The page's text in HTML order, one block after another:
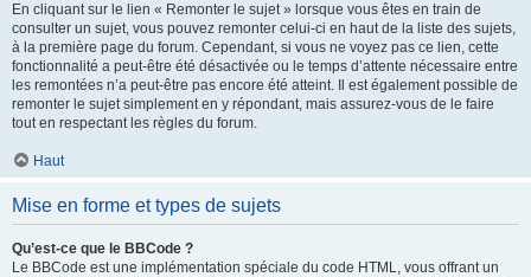
En cliquant sur le lien « Remonter le sujet » lorsque vous êtes en train de
consulter un sujet, vous pouvez remonter celui-ci en haut de la liste des sujets,
à la première page du forum. Cependant, si vous ne voyez pas ce lien, cette
fonctionnalité a peut-être été désactivée ou le temps d’attente nécessaire entre
les remontées n’a peut-être pas encore été atteint. Il est également possible de
remonter le sujet simplement en y répondant, mais assurez-vous de le faire
tout en respectant les règles du forum.
Haut
Mise en forme et types de sujets
Qu’est-ce que le BBCode ?
Le BBCode est une implémentation spéciale du code HTML, vous offrant un